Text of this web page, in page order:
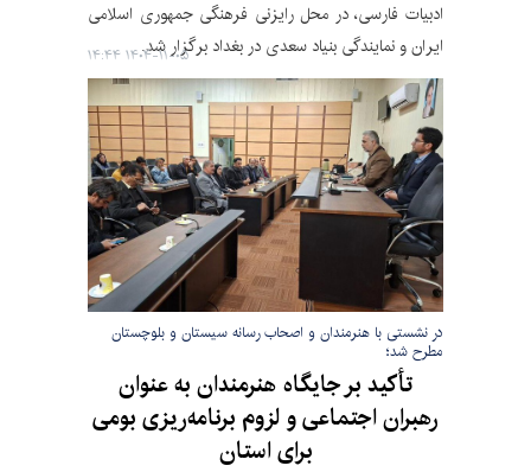
ادبیات فارسی، در محل رایزنی فرهنگی جمهوری اسلامی
ایران و نمایندگی بنیاد سعدی در بغداد برگزار شد.
۱۴۰۴-۱۱-۰۵ ۱۴:۴۴
در نشستی با هنرمندان و اصحاب رسانه سیستان و بلوچستان
مطرح شد؛
تأکید بر جایگاه هنرمندان به عنوان
رهبران اجتماعی و لزوم برنامه‌ریزی بومی
برای استان